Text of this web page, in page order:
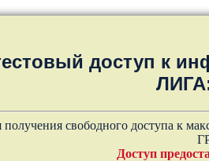
доступ к
получения свободного доступа к
Доступ